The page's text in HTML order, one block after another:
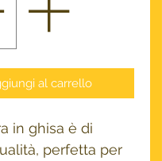
al carrello
in ghisa è di
perfetta per